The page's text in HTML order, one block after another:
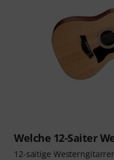
Welche 12-Saiter
12-saitige